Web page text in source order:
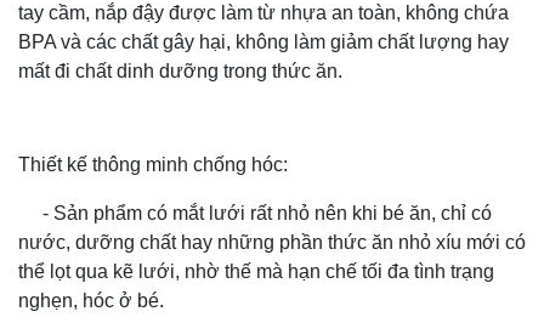
tay cầm, nắp đậy được làm từ nhựa an toàn, không chứa
BPA và các chất gây hại, không làm giảm chất lượng hay
mất đi chất dinh dưỡng trong thức ăn.
Thiết kế thông minh chống hóc:
- Sản phẩm có mắt lưới rất nhỏ nên khi bé ăn, chỉ có
nước, dưỡng chất hay những phần thức ăn nhỏ xíu mới có
thể lọt qua kẽ lưới, nhờ thế mà hạn chế tối đa tình trạng
nghẹn, hóc ở bé.